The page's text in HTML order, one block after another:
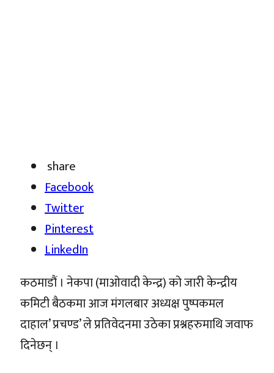
share
Facebook
Twitter
Pinterest
LinkedIn
कठमाडौं । नेकपा (माओवादी केन्द्र) को जारी केन्द्रीय
कमिटी बैठकमा आज मंगलबार अध्यक्ष पुष्पकमल
दाहाल’ प्रचण्ड’ ले प्रतिवेदनमा उठेका प्रश्नहरुमाथि जवाफ
दिनेछन् ।